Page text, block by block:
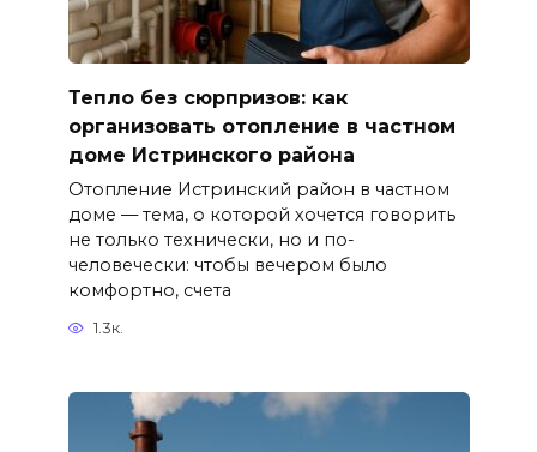
Тепло без сюрпризов: как
организовать отопление в частном
доме Истринского района
Отопление Истринский район в частном
доме — тема, о которой хочется говорить
не только технически, но и по-
человечески: чтобы вечером было
комфортно, счета
1.3к.